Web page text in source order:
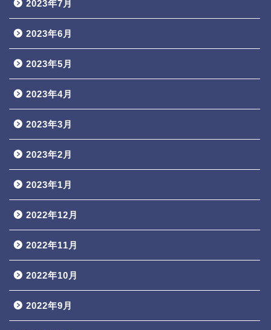
2023年7月
2023年6月
2023年5月
2023年4月
2023年3月
2023年2月
2023年1月
2022年12月
2022年11月
2022年10月
2022年9月